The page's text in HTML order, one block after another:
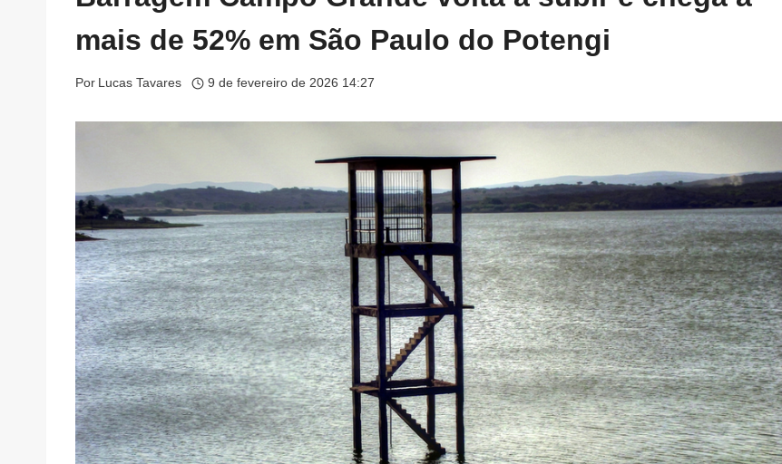
mais de 52% em São Paulo do Potengi
Por Lucas Tavares 9 de fevereiro de 2026 14:27